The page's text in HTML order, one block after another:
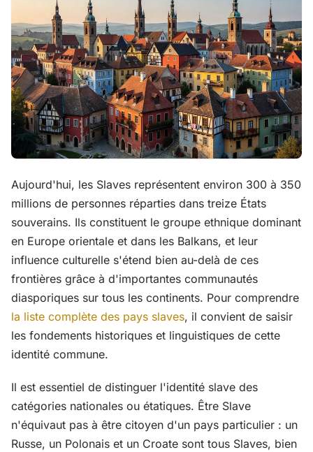
Aujourd'hui, les Slaves représentent environ 300 à 350
millions de personnes réparties dans treize États
souverains. Ils constituent le groupe ethnique dominant
en Europe orientale et dans les Balkans, et leur
influence culturelle s'étend bien au-delà de ces
frontières grâce à d'importantes communautés
diasporiques sur tous les continents. Pour comprendre
la liste complète des pays slaves, il convient de saisir
les fondements historiques et linguistiques de cette
identité commune.
Il est essentiel de distinguer l'identité slave des
catégories nationales ou étatiques. Être Slave
n'équivaut pas à être citoyen d'un pays particulier : un
Russe, un Polonais et un Croate sont tous Slaves, bien